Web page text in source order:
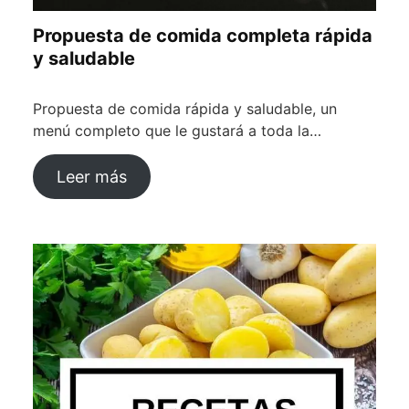
Propuesta de comida completa rápida
y saludable
Propuesta de comida rápida y saludable, un
menú completo que le gustará a toda la…
Leer más